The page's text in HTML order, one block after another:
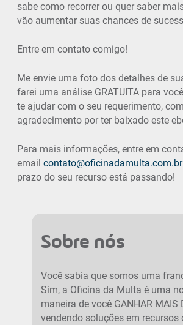
sabe como recorrer ou quer saber
vão aumentar suas chances de
Entre em contato comigo!
Me envie uma foto dos detalhes de
farei uma análise GRATUITA para
te ajudar com o seu requerimento,
agradecimento por ter baixado este
Para mais informações, entre em
emailcontato@oficinadamulta.com.br
prazo do seu recurso está passando!
Sobre nós
Você sabia que somos uma
Sim, a Oficina da Multa é uma
maneira de você GANHAR MAIS
vendendo soluções em recursos